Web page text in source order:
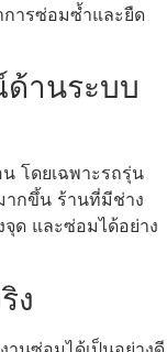
ารซ่อมซ้ำและยืด
านระบบ
โดยเฉพาะรถรุ่น
ากขึ้น ร้านที่มีช่าง
จุด และซ่อมได้อย่าง
ง